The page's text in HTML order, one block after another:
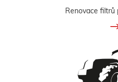
Renovace filtrů